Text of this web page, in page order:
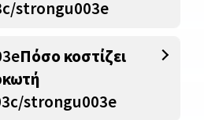
strongu003e
Πόσο κοστίζει
strongu003e